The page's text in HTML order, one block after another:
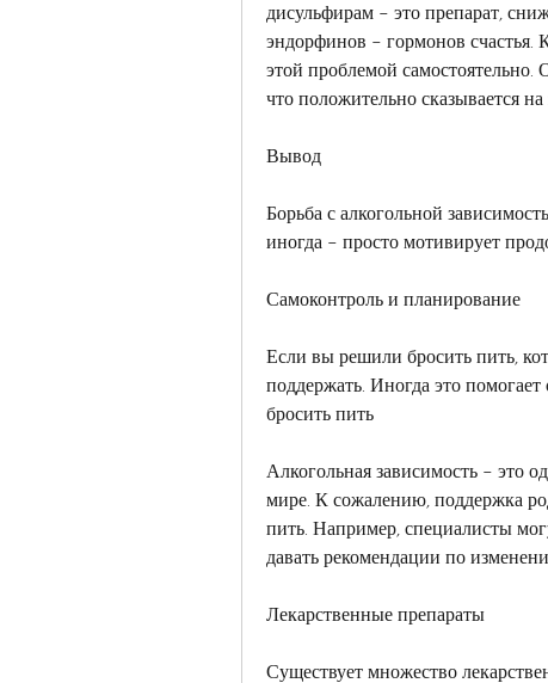
дисульфирам – это препарат,
эндорфинов – гормонов счастья.
этой проблемой самостоятельно.
что положительно сказывается на
Вывод
Борьба с алкогольной
иногда – просто мотивирует
Самоконтроль и планирование
Если вы решили бросить пить,
поддержать. Иногда это
бросить пить
Алкогольная зависимость – это
мире. К сожалению, поддержка
пить. Например, специалисты
давать рекомендации по
Лекарственные препараты
Существует множество